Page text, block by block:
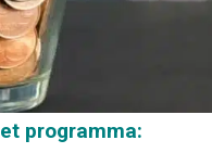
programma: